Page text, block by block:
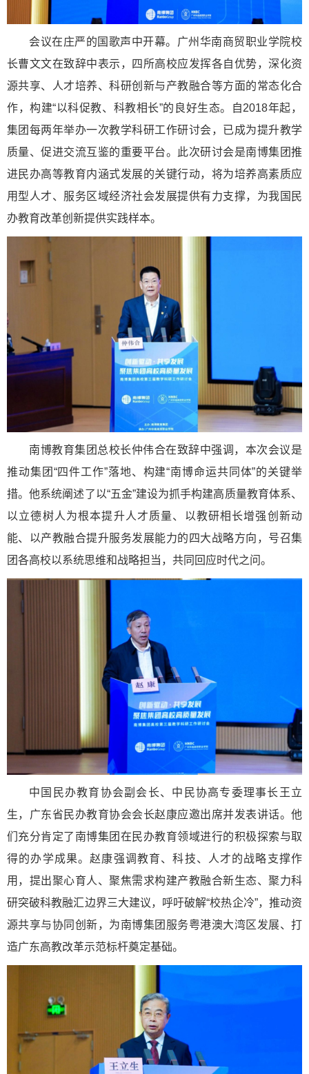
会议在庄严的国歌声中开幕。广州华南商贸职业学院校
长曹文文在致辞中表示，四所高校应发挥各自优势，深化资
源共享、人才培养、科研创新与产教融合等方面的常态化合
作，构建“以科促教、科教相长”的良好生态。自2018年起，
集团每两年举办一次教学科研工作研讨会，已成为提升教学
质量、促进交流互鉴的重要平台。此次研讨会是南博集团推
进民办高等教育内涵式发展的关键行动，将为培养高素质应
用型人才、服务区域经济社会发展提供有力支撑，为我国民
办教育改革创新提供实践样本。
南博教育集团总校长仲伟合在致辞中强调，本次会议是
推动集团“四件工作”落地、构建“南博命运共同体”的关键举
措。他系统阐述了以“五金”建设为抓手构建高质量教育体系、
以立德树人为根本提升人才质量、以教研相长增强创新动
能、以产教融合提升服务发展能力的四大战略方向，号召集
团各高校以系统思维和战略担当，共同回应时代之问。
中国民办教育协会副会长、中民协高专委理事长王立
生，广东省民办教育协会会长赵康应邀出席并发表讲话。他
们充分肯定了南博集团在民办教育领域进行的积极探索与取
得的办学成果。赵康强调教育、科技、人才的战略支撑作
用，提出聚心育人、聚焦需求构建产教融合新生态、聚力科
研突破科教融汇边界三大建议，呼吁破解“校热企冷”，推动资
源共享与协同创新，为南博集团服务粤港澳大湾区发展、打
造广东高教改革示范标杆奠定基础。